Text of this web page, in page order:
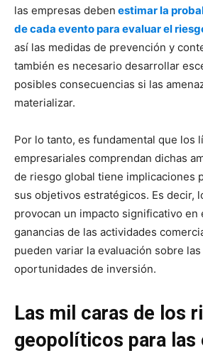
las empresas deben estimar la
de cada evento para evaluar el
así las medidas de prevención y
también es necesario desarrollar
posibles consecuencias si las
materializar.
Por lo tanto, es fundamental que los
empresariales comprendan dichas
de riesgo global tiene implicaciones
sus objetivos estratégicos. Es decir,
provocan un impacto significativo en
ganancias de las actividades
pueden variar la evaluación sobre
oportunidades de inversión.
Las mil caras de los
geopolíticos para las